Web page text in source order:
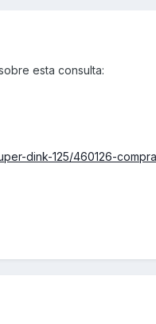
esta consulta:
dink-125/460126-